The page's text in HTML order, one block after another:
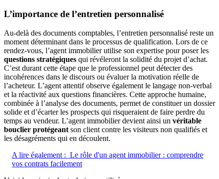
L’importance de l’entretien personnalisé
Au-delà des documents comptables, l’entretien personnalisé reste un
moment déterminant dans le processus de qualification. Lors de ce
rendez-vous, l’agent immobilier utilise son expertise pour poser les
questions stratégiques qui révéleront la solidité du projet d’achat.
C’est durant cette étape que le professionnel peut détecter des
incohérences dans le discours ou évaluer la motivation réelle de
l’acheteur. L’agent attentif observe également le langage non-verbal
et la réactivité aux questions financières. Cette approche humaine,
combinée à l’analyse des documents, permet de constituer un dossier
solide et d’écarter les prospects qui risqueraient de faire perdre du
temps au vendeur. L’agent immobilier devient ainsi un véritable
bouclier protégeant son client contre les visiteurs non qualifiés et
les désagréments qui en découlent.
A lire également : Le rôle d'un agent immobilier : comprendre
vos contrats facilement